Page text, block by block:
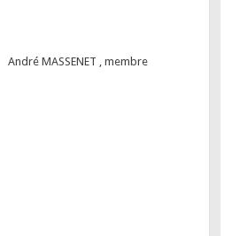
André MASSENET , membre